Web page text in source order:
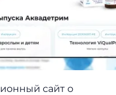
сайт о